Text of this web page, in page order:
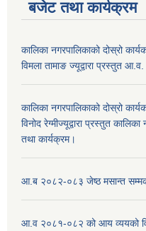
बजेट तथा कार्यक्रम
कालिका नगरपालिकाको दोस्रो
विमला तामाङ ज्यूद्वारा प्रस्तुत
कालिका नगरपालिकाको दोस्रो
विनोद रेग्मीज्यूद्वारा प्रस्तुत
तथा कार्यक्रम।
आ.ब २०८२-०८३ जेष्ठ मसान्त
आ.व २०८१-०८२ को आय व्ययको